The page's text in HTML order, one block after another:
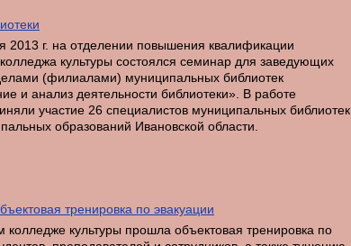
2013 г. на отделении повышения квалификации
культуры состоялся семинар для заведующих
(филиалами) муниципальных библиотек
и анализ деятельности библиотеки». В работе
участие 26 специалистов муниципальных библиотек
образований Ивановской области.
тренировка по эвакуации
колледже культуры прошла объектовая тренировка по